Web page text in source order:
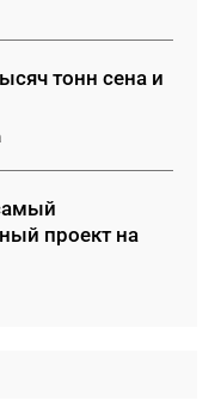
тонн сена и
проект на